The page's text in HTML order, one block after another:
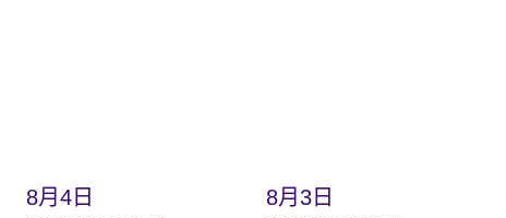
8月4日 8月3日